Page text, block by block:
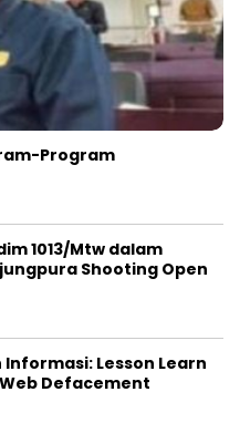
Program
1013/Mtw dalam
Shooting Open
Lesson Learn
Defacement